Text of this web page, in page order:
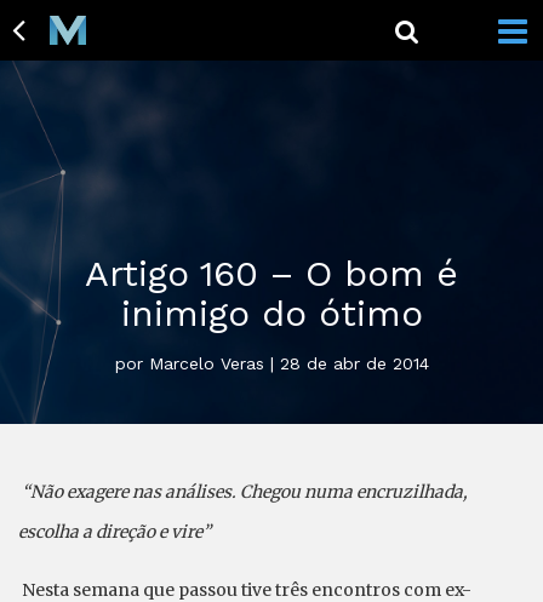
Artigo 160 – O bom é
inimigo do ótimo
por Marcelo Veras | 28 de abr de 2014
“Não exagere nas análises. Chegou numa encruzilhada,
escolha a direção e vire”
Nesta semana que passou tive três encontros com ex-